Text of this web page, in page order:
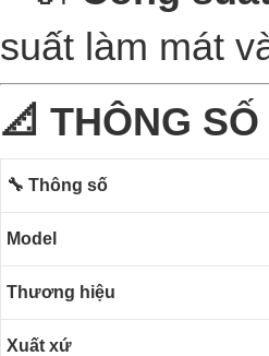
suất làm mát
📐 THÔNG
🔧 Thông số
Model
Thương hiệu
Xuất xứ